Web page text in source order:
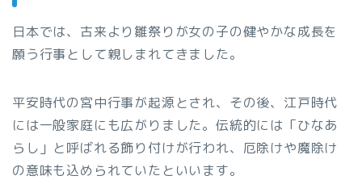
日本では、古来より雛祭りが女の子の健やかな成長を
願う行事として親しまれてきました。
平安時代の宮中行事が起源とされ、その後、江戸時代
には一般家庭にも広がりました。伝統的には「ひなあ
らし」と呼ばれる飾り付けが行われ、厄除けや魔除け
の意味も込められていたといいます。